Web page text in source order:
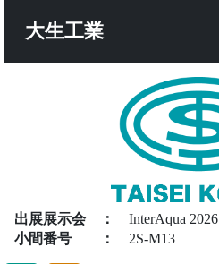
大生工業
出展展示会 ： InterAqua 2026
小間番号
： 2S-M13